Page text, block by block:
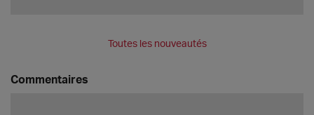
Toutes les nouveautés
Commentaires